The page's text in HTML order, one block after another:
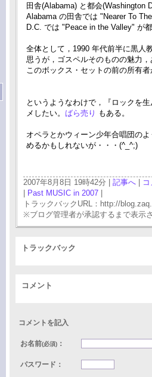
田舎(Alabama) と都会(Washington
Alabama の田舎では "Nearer To
D.C. では "Peace in the Valley" が
全体として，1990 年代前半に黒人
思うが，ゴスペルそのものの魅力
このボックス・セットの前の所有
というようなわけで，『ロックを
メしたい。 ばら売り もある。
オペラとかウィーン少年合唱団の
めるかもしれないが・・・(^_^;)
2007年8月8日 19時42分 | 記事へ
Past MUSIC in 2007
トラックバックURL：http://
※ブログ管理者が承認するまで表示
トラックバック
コメント
コメントを記入
お名前(必須) ：
パスワード：